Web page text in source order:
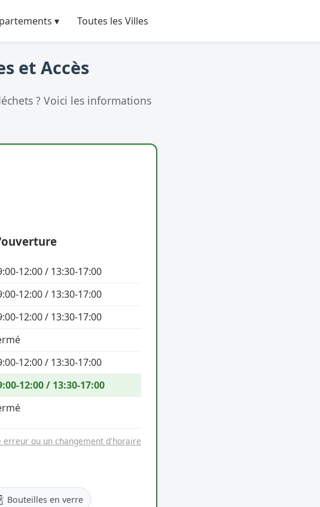
▾ Toutes les Villes
et Accès
? Voici les informations
12:00 / 13:30-17:00
12:00 / 13:30-17:00
12:00 / 13:30-17:00
12:00 / 13:30-17:00
12:00 / 13:30-17:00
ou un changement d'horaire
Bouteilles en verre